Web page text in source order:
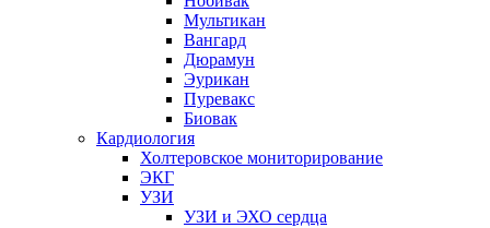
Мультикан
Вангард
Дюрамун
Эурикан
Пуревакс
Биовак
Кардиология
Холтеровское мониторирование
ЭКГ
УЗИ
УЗИ и ЭХО сердца